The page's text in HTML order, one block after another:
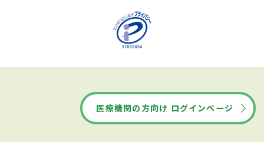
医療機関の方向け ログインページ